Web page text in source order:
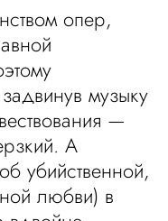
опер,
музыку
—
А
убийственной,
любви) в